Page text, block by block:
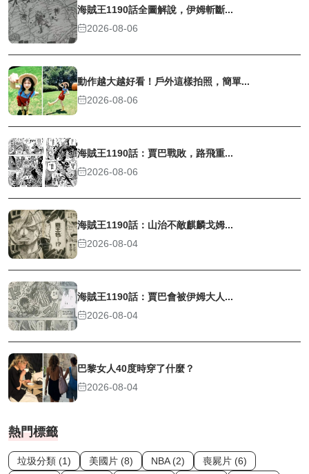
海賊王1190話全圖解說，伊姆斬斷...
2026-08-06
動作越大越好看！戶外這樣拍照，簡單...
2026-08-06
海賊王1190話：賈巴戰敗，路飛重...
2026-08-06
海賊王1190話：山治不敵麒麟戈姆...
2026-08-04
海賊王1190話：賈巴會被伊姆大人...
2026-08-04
巴黎女人40度時穿了什麼？
2026-08-04
熱門標籤
垃圾分類 (1) 美國片 (8) NBA (2)
喪屍片 (6)